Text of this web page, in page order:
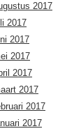
2017
2017
2017
2017
2017
2017
2017
2017